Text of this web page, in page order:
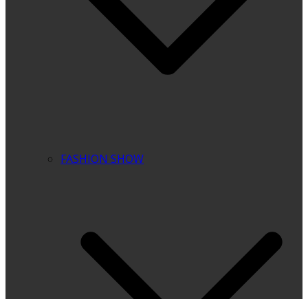
FASHION SHOW